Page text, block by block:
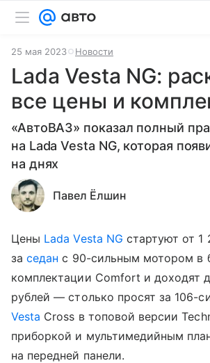
25 мая 2023 Новости
Lada Vesta NG:
все цены и
«АвтоВАЗ» показал полный
на Lada Vesta NG, которая
на днях
Павел Ёлшин
Цены Lada Vesta NG стартуют от 1
заседан с 90-сильным мотором в
комплектации Comfort и доходят
рублей — столько просят за 106-
Vesta Cross в топовой версии
приборкой и мультимедийным
на передней панели.